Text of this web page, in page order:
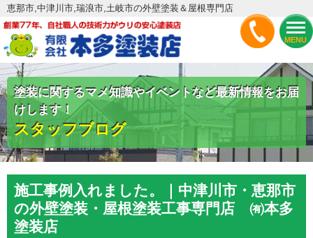
MENU
恵那市,中津川市,瑞浪市,土岐市の外壁塗装＆屋根専門店
塗装に関するマメ知識やイベントなど最新情報をお届
けします！
スタッフブログ
施工事例入れました。｜中津川市・恵那市
の外壁塗装・屋根塗装工事専門店 ㈲本多
塗装店